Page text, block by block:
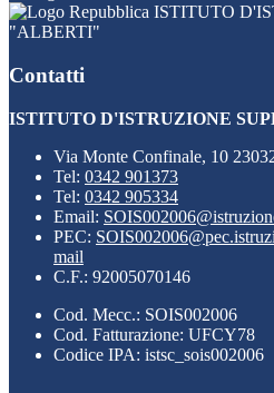
ISTITUTO
"ALBERTI"
Contatti
ISTITUTO D'ISTRUZIONE
Via Monte Confinale, 10
Tel: 0342 901373
Tel: 0342 905334
Email:
PEC:
mail
C.F.: 92005070146
Cod. Mecc.: SOIS002006
Cod. Fatturazione: UFCY78
Codice IPA: istsc_sois002006